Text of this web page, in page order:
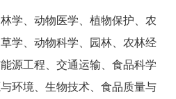
学、动物医学、植物保护、农
学、动物科学、园林、农林经
源工程、交通运输、食品科学
环境、生物技术、食品质量与